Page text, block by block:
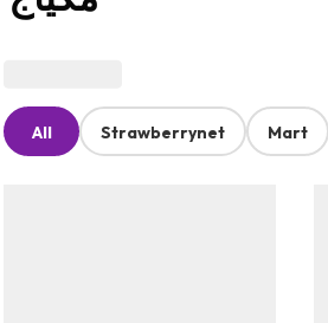
All Strawberrynet Mart